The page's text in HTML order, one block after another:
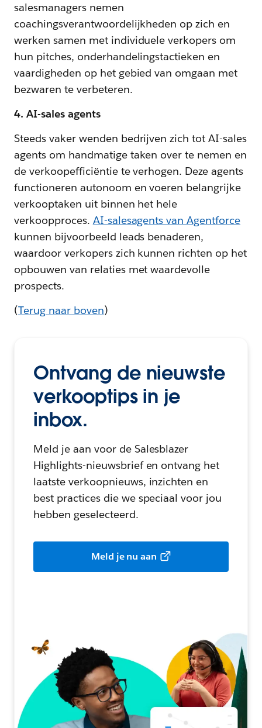
salesmanagers nemen
coachingsverantwoordelijkheden op zich en
werken samen met individuele verkopers om
hun pitches, onderhandelingstactieken en
vaardigheden op het gebied van omgaan met
bezwaren te verbeteren.
4. AI-sales agents
Steeds vaker wenden bedrijven zich tot AI-sales
agents om handmatige taken over te nemen en
de verkoopefficiëntie te verhogen. Deze agents
functioneren autonoom en voeren belangrijke
verkooptaken uit binnen het hele
verkoopproces. AI-salesagents van Agentforce
kunnen bijvoorbeeld leads benaderen,
waardoor verkopers zich kunnen richten op het
opbouwen van relaties met waardevolle
prospects.
(Terug naar boven)
Ontvang de nieuwste
verkooptips in je
inbox.
Meld je aan voor de Salesblazer
Highlights-nieuwsbrief en ontvang het
laatste verkoopnieuws, inzichten en
best practices die we speciaal voor jou
hebben geselecteerd.
Meld je nu aan